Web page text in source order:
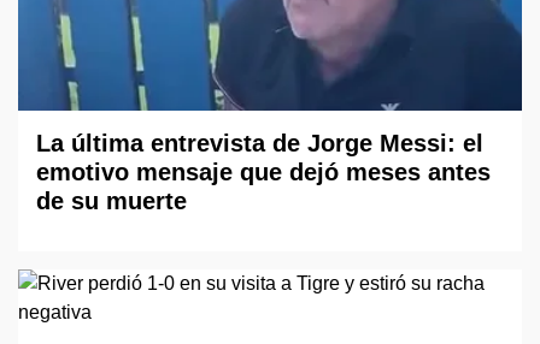
La última entrevista de Jorge Messi: el
emotivo mensaje que dejó meses antes
de su muerte